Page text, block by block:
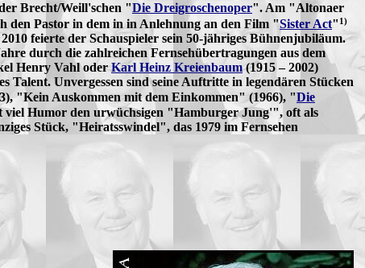
Brecht/Weill'schen "Die Dreigroschenoper". Am "Altonaer
den Pastor in dem in in Anlehnung an den Film "Sister Act" 1)
feierte der Schauspieler sein 50-jähriges Bühnenjubiläum.
durch die zahlreichen Fernsehübertragungen aus dem
Henry Vahl oderKarl Heinz Kreienbaum(1915 – 2002)
Talent. Unvergessen sind seine Auftritte in legendären Stücken
"Kein Auskommen mit dem Einkommen" (1966), "Die
viel Humor den urwüchsigen "Hamburger Jung'", oft als
Stück, "Heiratsswindel", das 1979 im Fernsehen